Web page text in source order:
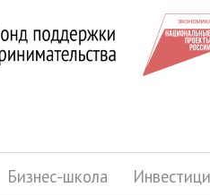
Бизнес-школа